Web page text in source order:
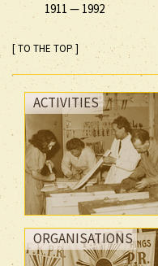
1911 — 1992
[ TO THE TOP ]
ACTIVITIES
ORGANISATIONS